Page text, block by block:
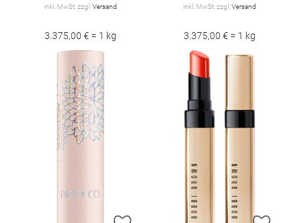
inkl. MwSt. zzgl.Versand
3.375,00 € = 1 kg
inkl. MwSt. zzgl.Versand
3.375,00 € = 1 kg